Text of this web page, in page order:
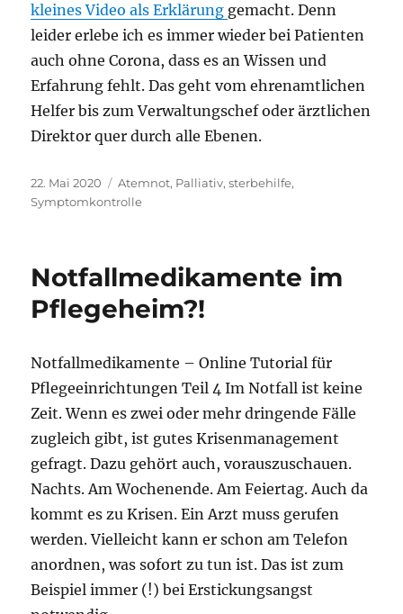
kleines Video als Erklärung gemacht. Denn
leider erlebe ich es immer wieder bei Patienten
auch ohne Corona, dass es an Wissen und
Erfahrung fehlt. Das geht vom ehrenamtlichen
Helfer bis zum Verwaltungschef oder ärztlichen
Direktor quer durch alle Ebenen.
Veröffentlicht
am
22. Mai 2020 Schlagwörter
Atemnot, Palliativ,sterbehilfe,
Symptomkontrolle
Notfallmedikamente im
Pflegeheim?!
Notfallmedikamente – Online Tutorial für
Pflegeeinrichtungen Teil 4 Im Notfall ist keine
Zeit. Wenn es zwei oder mehr dringende Fälle
zugleich gibt, ist gutes Krisenmanagement
gefragt. Dazu gehört auch, vorauszuschauen.
Nachts. Am Wochenende. Am Feiertag. Auch da
kommt es zu Krisen. Ein Arzt muss gerufen
werden. Vielleicht kann er schon am Telefon
anordnen, was sofort zu tun ist. Das ist zum
Beispiel immer (!) bei Erstickungsangst